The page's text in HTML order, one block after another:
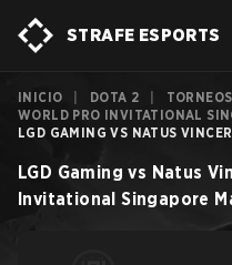
STRAFE ESPORTS
INICIO DOTA 2 TORNEOS
WORLD PRO INVITATIONAL
LGD GAMING VS NATUS
LGD Gaming vs Natus
Invitational Singapore